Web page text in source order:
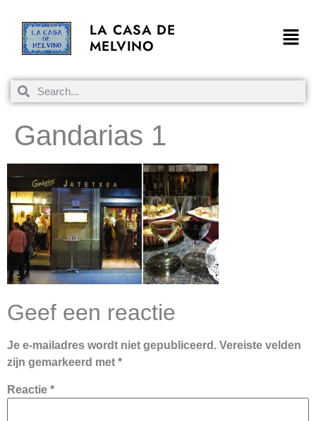
LA CASA DE
MELVINO
Gandarias 1
Geef een reactie
Je e-mailadres wordt niet gepubliceerd. Vereiste velden
zijn gemarkeerd met *
Reactie *